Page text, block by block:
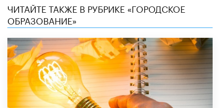
ЧИТАЙТЕ ТАКЖЕ В РУБРИКЕ «ГОРОДСКОЕ
ОБРАЗОВАНИЕ»